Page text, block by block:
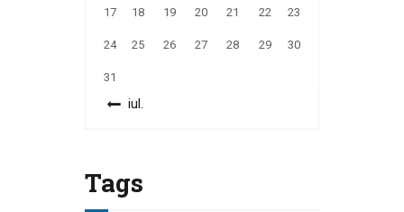
17 18 19 20 21 22 23
24 25 26 27 28 29 30
31
« iul.
Tags